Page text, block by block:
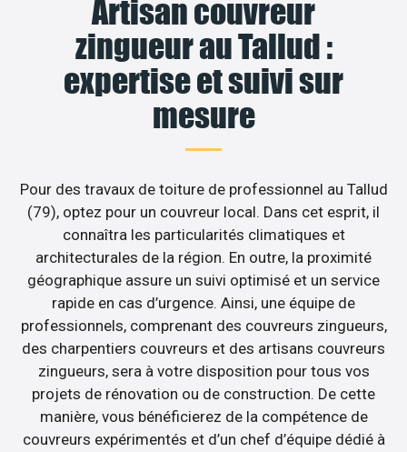
Artisan couvreur
zingueur au Tallud :
expertise et suivi sur
mesure
Pour des travaux de toiture de professionnel au Tallud
(79), optez pour un couvreur local. Dans cet esprit, il
connaîtra les particularités climatiques et
architecturales de la région. En outre, la proximité
géographique assure un suivi optimisé et un service
rapide en cas d’urgence. Ainsi, une équipe de
professionnels, comprenant des couvreurs zingueurs,
des charpentiers couvreurs et des artisans couvreurs
zingueurs, sera à votre disposition pour tous vos
projets de rénovation ou de construction. De cette
manière, vous bénéficierez de la compétence de
couvreurs expérimentés et d’un chef d’équipe dédié à